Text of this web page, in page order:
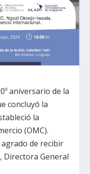
aniversario de la
concluyó la
la
(OMC).
agrado de recibir
Directora General